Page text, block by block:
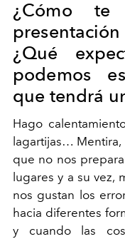
¿Cómo
¿Qué
podemos
que tendrá
Hago
lagartijas…
que no nos
lugares y a su vez,
nos gustan los
hacia diferentes
y cuando las